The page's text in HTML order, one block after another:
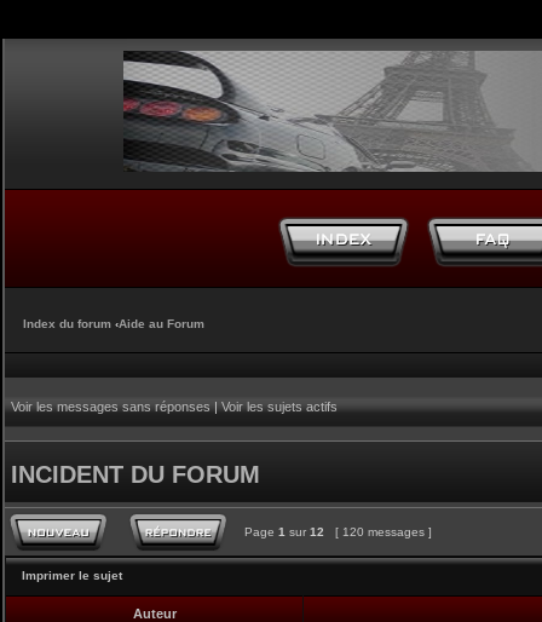
Index du forum ‹Aide au Forum
Voir les messages sans réponses|Voir les sujets actifs
INCIDENT DU FORUM
Page 1 sur 12 [ 120 messages ]
Imprimer le sujet
Auteur